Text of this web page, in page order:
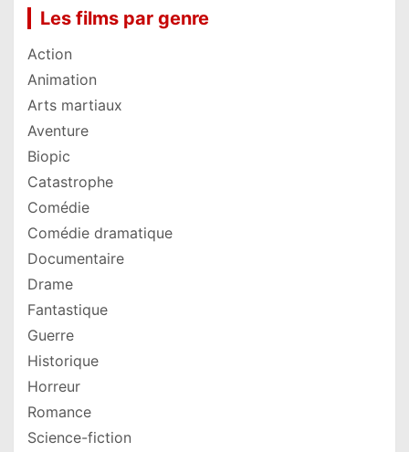
Les films par genre
Action
Animation
Arts martiaux
Aventure
Biopic
Catastrophe
Comédie
Comédie dramatique
Documentaire
Drame
Fantastique
Guerre
Historique
Horreur
Romance
Science-fiction